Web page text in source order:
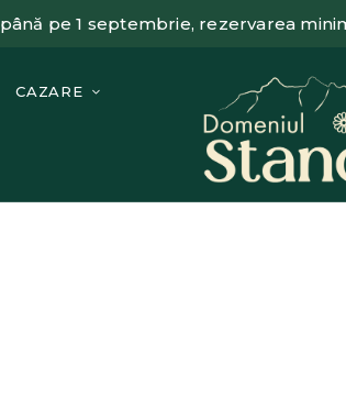
pe 1 septembrie, rezervarea
CAZARE